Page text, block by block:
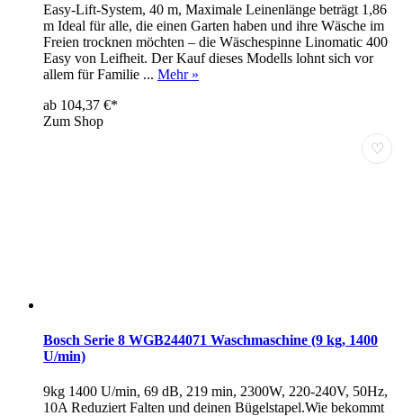
Easy-Lift-System, 40 m, Maximale Leinenlänge beträgt 1,86
m Ideal für alle, die einen Garten haben und ihre Wäsche im
Freien trocknen möchten – die Wäschespinne Linomatic 400
Easy von Leifheit. Der Kauf dieses Modells lohnt sich vor
allem für Familie ... Mehr »
ab 104,37 €*
Zum Shop
♡
Bosch Serie 8 WGB244071 Waschmaschine (9 kg, 1400
U/min)
9kg 1400 U/min, 69 dB, 219 min, 2300W, 220-240V, 50Hz,
10A Reduziert Falten und deinen Bügelstapel.Wie bekommt